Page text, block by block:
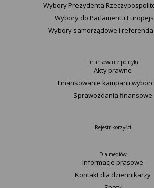
Wybory Prezydenta
Wybory do Parlamentu
Wybory samorządowe i
Finansowanie polityki
Akty prawne
Finansowanie kampanii
Sprawozdania finansowe
Rejestr korzyści
Dla mediów
Informacje prasowe
Kontakt dla dziennikarzy